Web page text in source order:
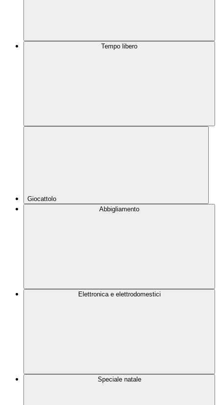
Tempo libero
Giocattolo
Abbigliamento
Elettronica e elettrodomestici
Speciale natale